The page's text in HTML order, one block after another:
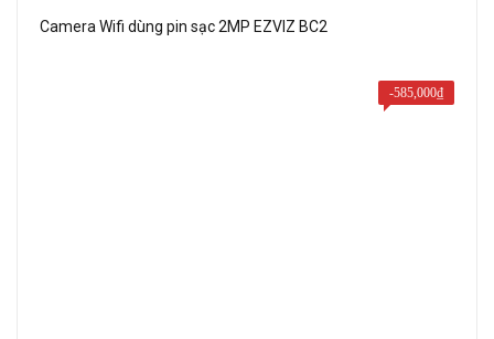
1,250,000₫.
Camera Wifi dùng pin sạc 2MP EZVIZ BC2
-585,000₫